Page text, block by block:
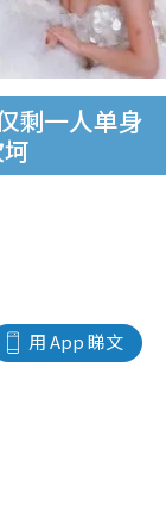
剩一人单身
用 App 睇文